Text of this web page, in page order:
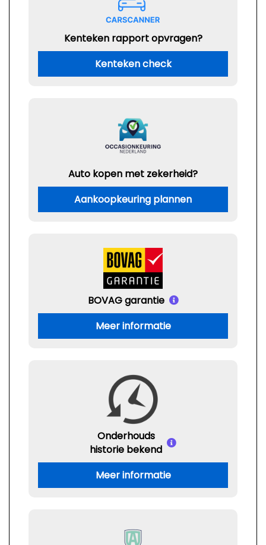
Kenteken rapport opvragen?
Kenteken check
Auto kopen met zekerheid?
Aankoopkeuring plannen
BOVAG garantie
Meer informatie
Onderhouds
historie bekend
Meer informatie